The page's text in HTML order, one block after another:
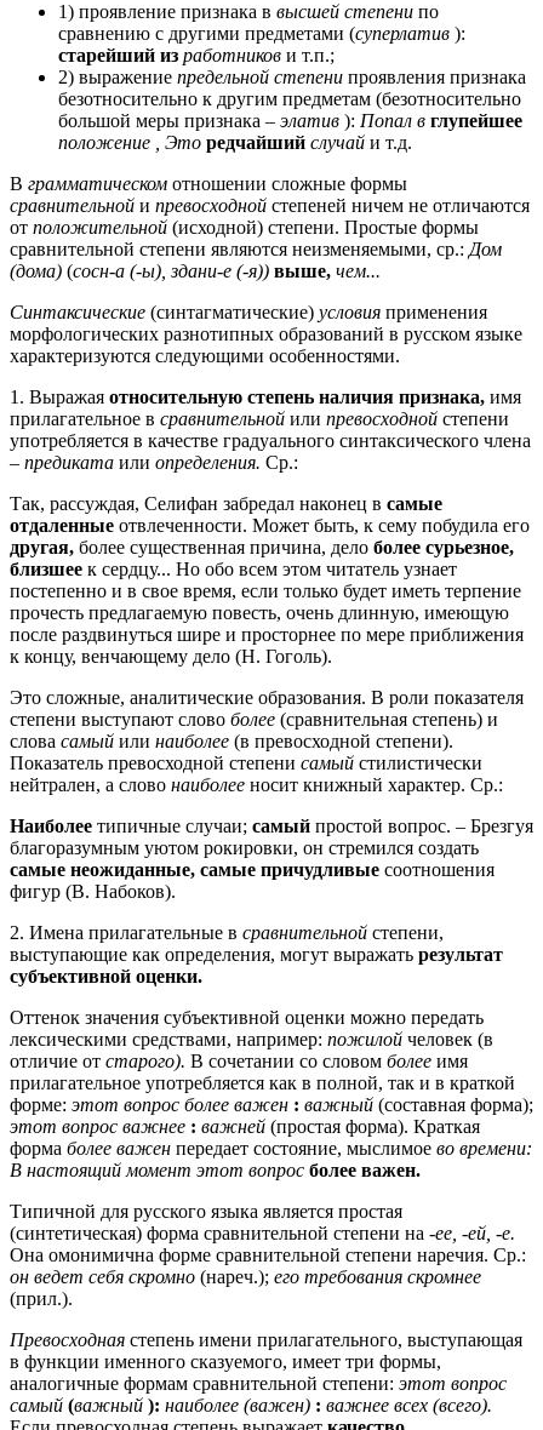
1) проявление признака в высшей степени по
сравнению с другими предметами (суперлатив ):
старейший из работников и т.п.;
2) выражение предельной степени проявления признака
безотносительно к другим предметам (безотносительно
большой меры признака – элатив ): Попал в глупейшее
положение , Это редчайший случай и т.д.
В грамматическом отношении сложные формы
сравнительной и превосходной степеней ничем не отличаются
от положительной (исходной) степени. Простые формы
сравнительной степени являются неизменяемыми, ср.: Дом
(дома) (сосн-а (-ы), здани-е (-я)) выше, чем...
Синтаксические (синтагматические) условия применения
морфологических разнотипных образований в русском языке
характеризуются следующими особенностями.
1. Выражая относительную степень наличия признака, имя
прилагательное в сравнительной или превосходной степени
употребляется в качестве градуального синтаксического члена
– предиката или определения. Ср.:
Так, рассуждая, Селифан забредал наконец в самые
отдаленные отвлеченности. Может быть, к сему побудила его
другая, более существенная причина, дело более сурьезное,
близшее к сердцу... Но обо всем этом читатель узнает
постепенно и в свое время, если только будет иметь терпение
прочесть предлагаемую повесть, очень длинную, имеющую
после раздвинуться шире и просторнее по мере приближения
к концу, венчающему дело (Н. Гоголь).
Это сложные, аналитические образования. В роли показателя
степени выступают слово более (сравнительная степень) и
слова самый или наиболее (в превосходной степени).
Показатель превосходной степени самый стилистически
нейтрален, а слово наиболее носит книжный характер. Ср.:
Наиболее типичные случаи; самый простой вопрос. – Брезгуя
благоразумным уютом рокировки, он стремился создать
самые неожиданные, самые причудливые соотношения
фигур (В. Набоков).
2. Имена прилагательные в сравнительной степени,
выступающие как определения, могут выражать результат
субъективной оценки.
Оттенок значения субъективной оценки можно передать
лексическими средствами, например: пожилой человек (в
отличие от старого). В сочетании со словом более имя
прилагательное употребляется как в полной, так и в краткой
форме: этот вопрос более важен : важный (составная форма);
этот вопрос важнее : важней (простая форма). Краткая
форма более важен передает состояние, мыслимое во времени:
В настоящий момент этот вопрос более важен.
Типичной для русского языка является простая
(синтетическая) форма сравнительной степени на -ее, -ей, -е.
Она омонимична форме сравнительной степени наречия. Ср.:
он ведет себя скромно (нареч.); его требования скромнее
(прил.).
Превосходная степень имени прилагательного, выступающая
в функции именного сказуемого, имеет три формы,
аналогичные формам сравнительной степени: этот вопрос
самый (важный ): наиболее (важен) : важнее всех (всего).